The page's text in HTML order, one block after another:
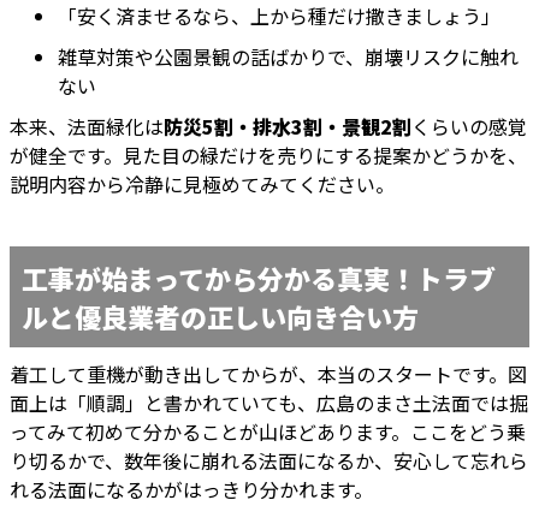
「安く済ませるなら、上から種だけ撒きましょう」
雑草対策や公園景観の話ばかりで、崩壊リスクに触れ
ない
本来、法面緑化は防災5割・排水3割・景観2割くらいの感覚
が健全です。見た目の緑だけを売りにする提案かどうかを、
説明内容から冷静に見極めてみてください。
工事が始まってから分かる真実！トラブ
ルと優良業者の正しい向き合い方
着工して重機が動き出してからが、本当のスタートです。図
面上は「順調」と書かれていても、広島のまさ土法面では掘
ってみて初めて分かることが山ほどあります。ここをどう乗
り切るかで、数年後に崩れる法面になるか、安心して忘れら
れる法面になるかがはっきり分かれます。